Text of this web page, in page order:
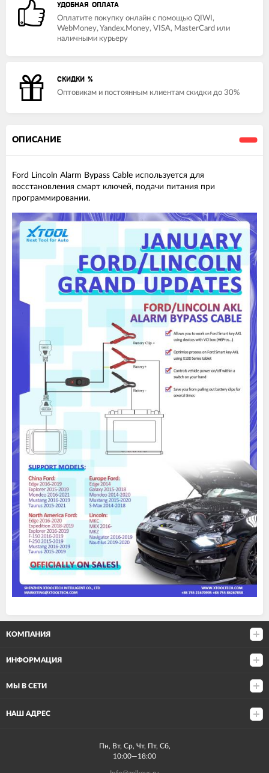
УДОБНАЯ ОПЛАТА
Оплатите покупку онлайн с помощью QIWI,
WebMoney, Yandex.Money, VISA, MasterCard или
наличными курьеру
СКИДКИ %
Оптовикам и постоянным клиентам скидки до 30%
ОПИСАНИЕ
Ford Lincoln Alarm Bypass Cable используется для
восстановления смарт ключей, подачи питания при
программировании.
КОМПАНИЯ
ИНФОРМАЦИЯ
МЫ В СЕТИ
НАШ АДРЕС
Пн, Вт, Ср, Чт, Пт, Сб,
10:00—18:00